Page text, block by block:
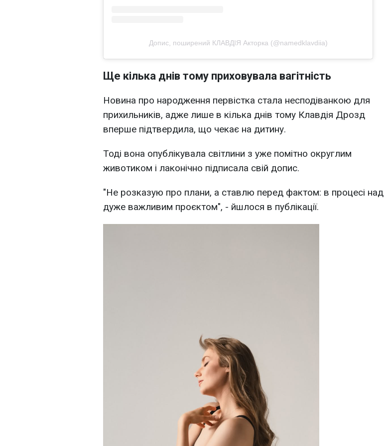
Допис, поширений КЛАВДІЯ Акторка (@namedklavdiia)
Ще кілька днів тому приховувала вагітність
Новина про народження первістка стала несподіванкою для
прихильників, адже лише в кілька днів тому Клавдія Дрозд
вперше підтвердила, що чекає на дитину.
Тоді вона опублікувала світлини з уже помітно округлим
животиком і лаконічно підписала свій допис.
"Не розказую про плани, а ставлю перед фактом: в процесі над
дуже важливим проєктом", - йшлося в публікації.